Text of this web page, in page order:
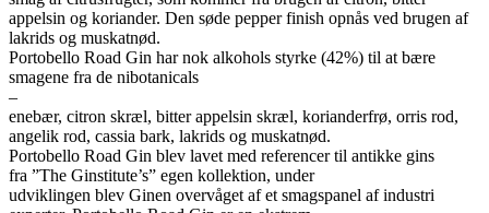
appelsin og koriander. Den søde pepper finish opnås ved brugen af
lakrids og muskatnød.
Portobello Road Gin har nok alkohols styrke (42%) til at bære
smagene fra de nibotanicals
–
enebær, citron skræl, bitter appelsin skræl, korianderfrø, orris rod,
angelik rod, cassia bark, lakrids og muskatnød.
Portobello Road Gin blev lavet med referencer til antikke gins
fra ”The Ginstitute’s” egen kollektion, under
udviklingen blev Ginen overvåget af et smagspanel af industri